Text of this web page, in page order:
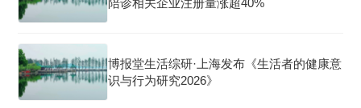
陪诊相关企业注册量涨超40%
博报堂生活综研·上海发布《生活者的健康意
识与行为研究2026》